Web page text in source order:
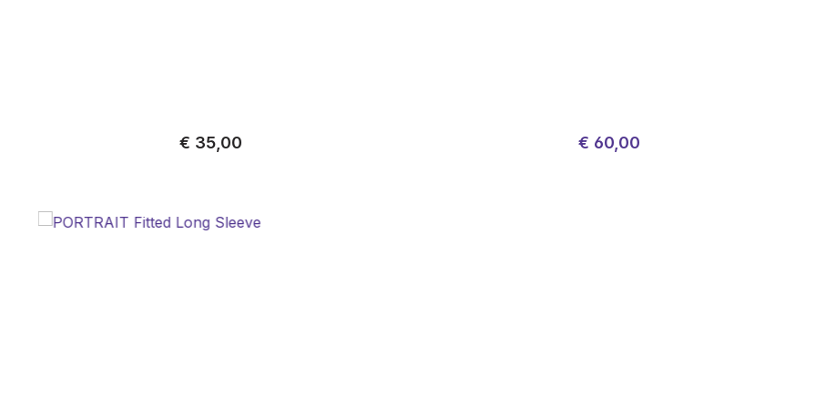
Normale prijs:
€ 35,00 Verkoopprijs:
€ 60,00